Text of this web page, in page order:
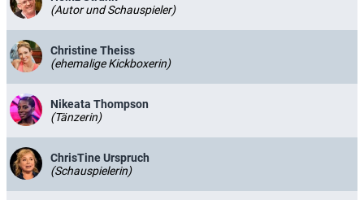
(Autor und Schauspieler)
Christine Theiss
(ehemalige Kickboxerin)
Nikeata Thompson
(Tänzerin)
ChrisTine Urspruch
(Schauspielerin)